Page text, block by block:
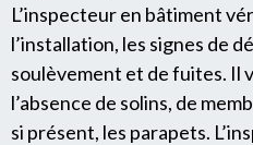
L’inspecteur en bâtiment
l’installation, les signes de
soulèvement et de fuites. Il
l’absence de solins, de
si présent, les parapets.